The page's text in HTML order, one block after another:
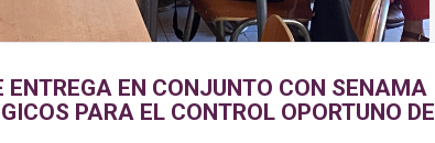
EN CONJUNTO CON SENAMA
PARA EL CONTROL OPORTUNO DE